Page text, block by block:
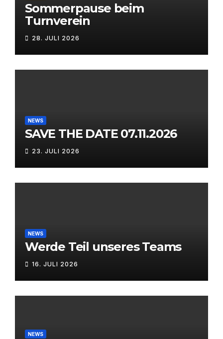
Sommerpause beim
Turnverein
28. JULI 2026
NEWS
SAVE THE DATE 07.11.2026
23. JULI 2026
NEWS
Werde Teil unseres Teams
16. JULI 2026
NEWS